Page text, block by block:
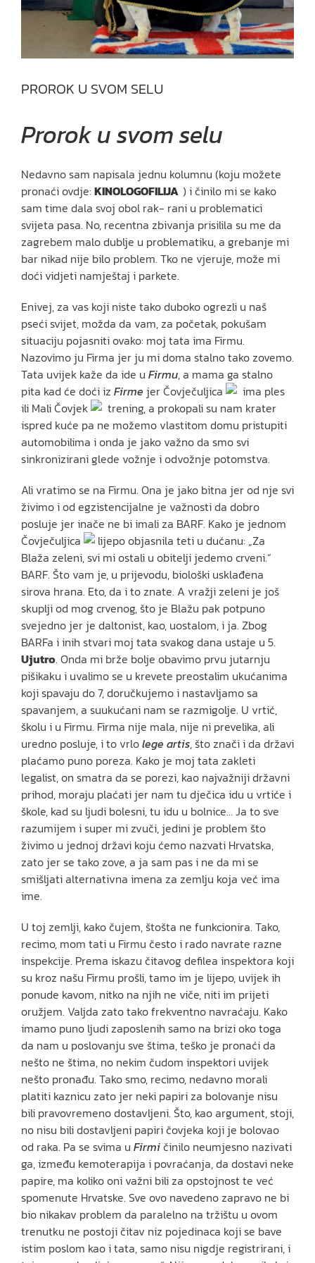
PROROK U SVOM SELU
Prorok u svom selu
Nedavno sam napisala jednu kolumnu (koju možete
pronaći ovdje: KINOLOGOFILIJA ) i činilo mi se kako
sam time dala svoj obol rak- rani u problematici
svijeta pasa. No, recentna zbivanja prisilila su me da
zagrebem malo dublje u problematiku, a grebanje mi
bar nikad nije bilo problem. Tko ne vjeruje, može mi
doći vidjeti namještaj i parkete.
Enivej, za vas koji niste tako duboko ogrezli u naš
pseći svijet, možda da vam, za početak, pokušam
situaciju pojasniti ovako: moj tata ima Firmu.
Nazovimo ju Firma jer ju mi doma stalno tako zovemo.
Tata uvijek kaže da ide u Firmu, a mama ga stalno
pita kad će doći iz Firme jer Čovječuljica
ima ples
ili Mali Čovjek
trening, a prokopali su nam krater
ispred kuće pa ne možemo vlastitom domu pristupiti
automobilima i onda je jako važno da smo svi
sinkronizirani glede vožnje i odvožnje potomstva.
Ali vratimo se na Firmu. Ona je jako bitna jer od nje svi
živimo i od egzistencijalne je važnosti da dobro
posluje jer inače ne bi imali za BARF. Kako je jednom
Čovječuljica
lijepo objasnila teti u dućanu: „Za
Blaža zeleni, svi mi ostali u obitelji jedemo crveni.“
BARF. Što vam je, u prijevodu, biološki usklađena
sirova hrana. Eto, da i to znate. A vražji zeleni je još
skuplji od mog crvenog, što je Blažu pak potpuno
svejedno jer je daltonist, kao, uostalom, i ja. Zbog
BARFa i inih stvari moj tata svakog dana ustaje u 5.
Ujutro. Onda mi brže bolje obavimo prvu jutarnju
pišikaku i uvalimo se u krevete preostalim ukućanima
koji spavaju do 7, doručkujemo i nastavljamo sa
spavanjem, a suukućani nam se razmigolje. U vrtić,
školu i u Firmu. Firma nije mala, nije ni prevelika, ali
uredno posluje, i to vrlolege artis, što znači i da državi
plaćamo puno poreza. Kako je moj tata zakleti
legalist, on smatra da se porezi, kao najvažniji državni
prihod, moraju plaćati jer nam tu dječica idu u vrtiće i
škole, kad su ljudi bolesni, tu idu u bolnice… Ja to sve
razumijem i super mi zvuči, jedini je problem što
živimo u jednoj državi koju ćemo nazvati Hrvatska,
zato jer se tako zove, a ja sam pas i ne da mi se
smišljati alternativna imena za zemlju koja već ima
ime.
U toj zemlji, kako čujem, štošta ne funkcionira. Tako,
recimo, mom tati u Firmu često i rado navrate razne
inspekcije. Prema iskazu čitavog defilea inspektora koji
su kroz našu Firmu prošli, tamo im je lijepo, uvijek ih
ponude kavom, nitko na njih ne viče, niti im prijeti
oružjem. Valjda zato tako frekventno navraćaju. Kako
imamo puno ljudi zaposlenih samo na brizi oko toga
da nam u poslovanju sve štima, teško je pronaći da
nešto ne štima, no nekim čudom inspektori uvijek
nešto pronađu. Tako smo, recimo, nedavno morali
platiti kaznicu zato jer neki papiri za bolovanje nisu
bili pravovremeno dostavljeni. Što, kao argument, stoji,
no nisu bili dostavljeni papiri čovjeka koji je bolovao
od raka. Pa se svima u Firmičinilo neumjesno nazivati
ga, između kemoterapija i povraćanja, da dostavi neke
papire, ma koliko oni važni bili za opstojnost te već
spomenute Hrvatske. Sve ovo navedeno zapravo ne bi
bio nikakav problem da paralelno na tržištu u ovom
trenutku ne postoji čitav niz pojedinaca koji se bave
istim poslom kao i tata, samo nisu nigdje registrirani, i